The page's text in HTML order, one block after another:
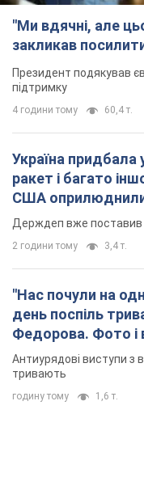
"Ми вдячні, але
закликав
Президент подякував
підтримку
4 години тому 60,4 т.
Україна придбала
ракет і багато
США
Держдеп вже поставив
2 години тому 3,4 т.
"Нас почули на
день поспіль
Федорова. Фото і
Антиурядові виступи з
тривають
годину тому 1,6 т.